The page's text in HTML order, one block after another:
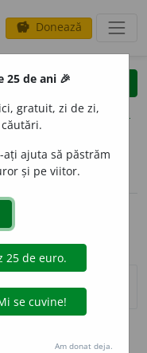
savings Donează
clear
opțiuni
25 de ani 🎉
gratuit, zi de zi,
ajuta să păstrăm
și pe viitor.
Am donat deja.